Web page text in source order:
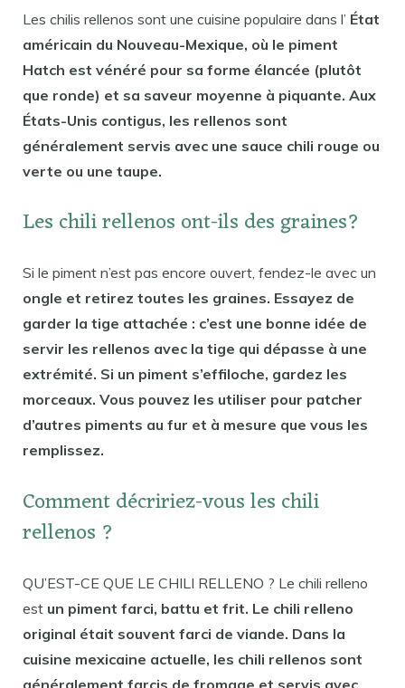
Les chilis rellenos sont une cuisine populaire dans l’ État
américain du Nouveau-Mexique, où le piment
Hatch est vénéré pour sa forme élancée (plutôt
que ronde) et sa saveur moyenne à piquante. Aux
États-Unis contigus, les rellenos sont
généralement servis avec une sauce chili rouge ou
verte ou une taupe.
Les chili rellenos ont-ils des graines?
Si le piment n’est pas encore ouvert, fendez-le avec un
ongle et retirez toutes les graines. Essayez de
garder la tige attachée : c’est une bonne idée de
servir les rellenos avec la tige qui dépasse à une
extrémité. Si un piment s’effiloche, gardez les
morceaux. Vous pouvez les utiliser pour patcher
d’autres piments au fur et à mesure que vous les
remplissez.
Comment décririez-vous les chili
rellenos ?
QU’EST-CE QUE LE CHILI RELLENO ? Le chili relleno
est un piment farci, battu et frit. Le chili relleno
original était souvent farci de viande. Dans la
cuisine mexicaine actuelle, les chili rellenos sont
généralement farcis de fromage et servis avec